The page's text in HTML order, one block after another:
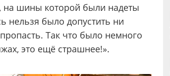
на шины которой были надеты
нельзя было допустить ни
Так что было немного
это ещё страшнее!».